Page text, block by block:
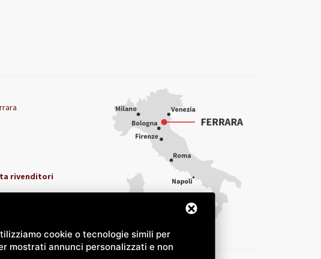
rivenditori
cookie o tecnologie simili per
mostrati annunci personalizzati e non